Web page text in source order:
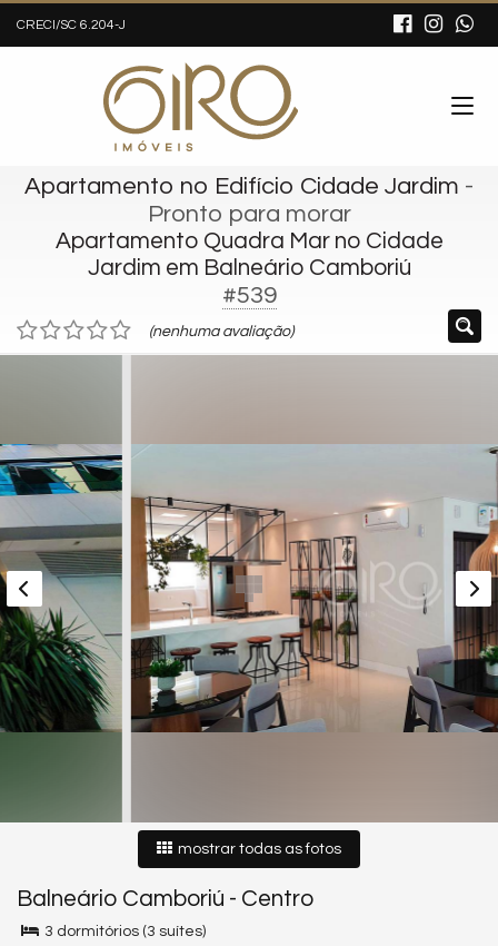
CRECI/SC 6.204-J
Apartamento no Edifício Cidade Jardim -
Pronto para morar
Apartamento Quadra Mar no Cidade
Jardim em Balneário Camboriú
#539
(nenhuma avaliação)
mostrar todas as fotos
Balneário Camboriú - Centro
3 dormitórios (3 suítes)